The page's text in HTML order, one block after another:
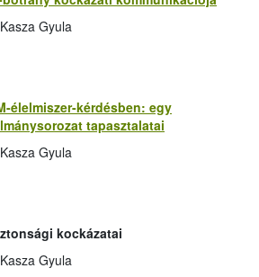
Gyula
élelmiszer-kérdésben: egy
tapasztalatai
Gyula
kockázatai
Gyula